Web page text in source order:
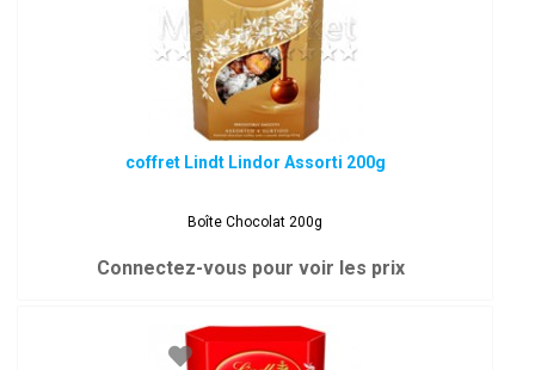
coffret Lindt Lindor Assorti 200g
Boîte Chocolat 200g
Connectez-vous pour voir les prix